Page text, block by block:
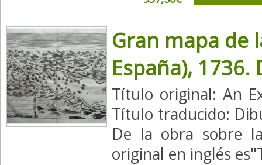
Gran mapa de
España),
Título original: An
Título traducido:
De la obra sobre
original en inglés